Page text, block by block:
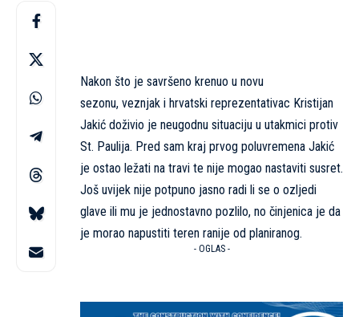
Nakon što je savršeno krenuo u novu
sezonu, veznjak i hrvatski reprezentativac Kristijan
Jakić doživio je neugodnu situaciju u utakmici protiv
St. Paulija. Pred sam kraj prvog poluvremena Jakić
je ostao ležati na travi te nije mogao nastaviti susret.
Još uvijek nije potpuno jasno radi li se o ozljedi
glave ili mu je jednostavno pozlilo, no činjenica je da
je morao napustiti teren ranije od planiranog.
- OGLAS -